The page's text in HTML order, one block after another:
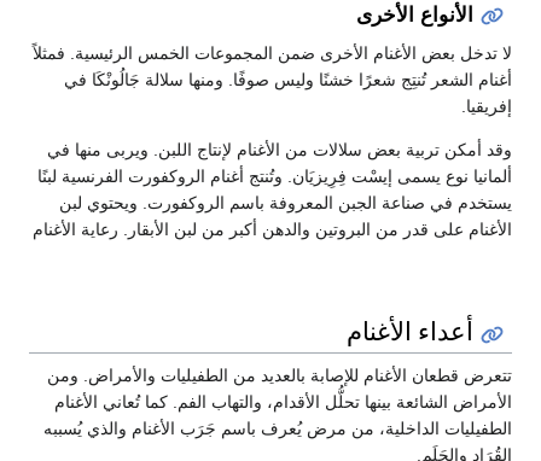
الأنواع الأخرى
لا تدخل بعض الأغنام الأخرى ضمن المجموعات الخمس الرئيسية. فمثلاً
أغنام الشعر تُنتِج شعرًا خشنًا وليس صوفًا. ومنها سلالة جَالُونْكَا في
إفريقيا.
وقد أمكن تربية بعض سلالات من الأغنام لإنتاج اللبن. ويربى منها في
ألمانيا نوع يسمى إيسْت فِرِيزيَان. وتُنتج أغنام الروكفورت الفرنسية لبنًا
يستخدم في صناعة الجبن المعروفة باسم الروكفورت. ويحتوي لبن
الأغنام على قدر من البروتين والدهن أكبر من لبن الأبقار. رعاية الأغنام
أعداء الأغنام
تتعرض قطعان الأغنام للإصابة بالعديد من الطفيليات والأمراض. ومن
الأمراض الشائعة بينها تحلُّل الأقدام، والتهاب الفم. كما تُعاني الأغنام
الطفيليات الداخلية، من مرض يُعرف باسم جَرَب الأغنام والذي يُسببه
القُرَاد والحَلَم.